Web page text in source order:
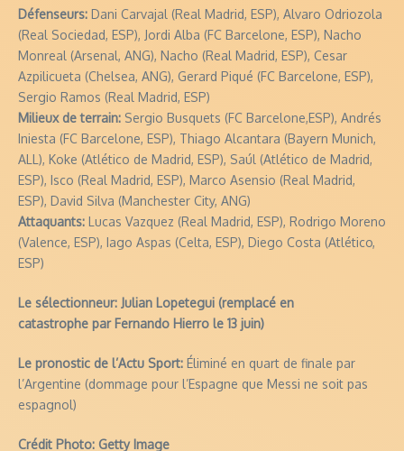
Défenseurs: Dani Carvajal (Real Madrid, ESP), Alvaro Odriozola
(Real Sociedad, ESP), Jordi Alba (FC Barcelone, ESP), Nacho
Monreal (Arsenal, ANG), Nacho (Real Madrid, ESP), Cesar
Azpilicueta (Chelsea, ANG), Gerard Piqué (FC Barcelone, ESP),
Sergio Ramos (Real Madrid, ESP)
Milieux de terrain: Sergio Busquets (FC Barcelone,ESP), Andrés
Iniesta (FC Barcelone, ESP), Thiago Alcantara (Bayern Munich,
ALL), Koke (Atlético de Madrid, ESP), Saúl (Atlético de Madrid,
ESP), Isco (Real Madrid, ESP), Marco Asensio (Real Madrid,
ESP), David Silva (Manchester City, ANG)
Attaquants: Lucas Vazquez (Real Madrid, ESP), Rodrigo Moreno
(Valence, ESP), Iago Aspas (Celta, ESP), Diego Costa (Atlético,
ESP)
Le sélectionneur: Julian Lopetegui (remplacé en
catastrophe par Fernando Hierro le 13 juin)
Le pronostic de l’Actu Sport: Éliminé en quart de finale par
l’Argentine (dommage pour l’Espagne que Messi ne soit pas
espagnol)
Crédit Photo: Getty Image